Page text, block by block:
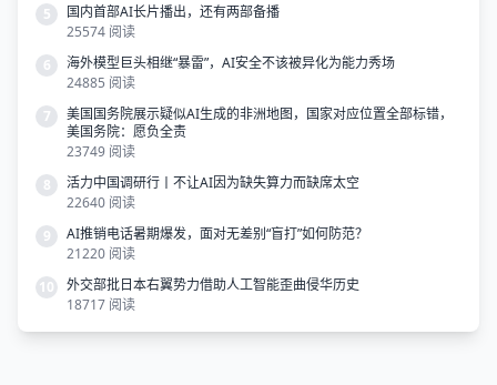
5
国内首部AI长片播出，还有两部备播
25574 阅读
6
海外模型巨头相继“暴雷”，AI安全不该被异化为能力秀场
24885 阅读
7
美国国务院展示疑似AI生成的非洲地图，国家对应位置全部标错，
美国务院：愿负全责
23749 阅读
8
活力中国调研行丨不让AI因为缺失算力而缺席太空
22640 阅读
9
AI推销电话暑期爆发，面对无差别“盲打”如何防范？
21220 阅读
10
外交部批日本右翼势力借助人工智能歪曲侵华历史
18717 阅读